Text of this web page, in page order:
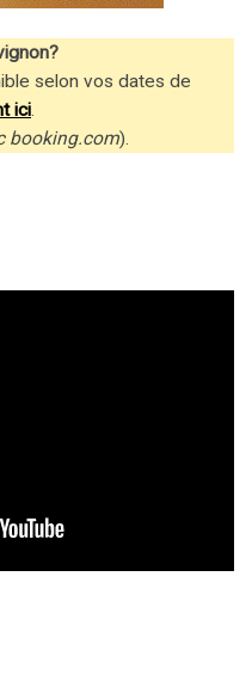
selon vos dates de
ici.
booking.com).